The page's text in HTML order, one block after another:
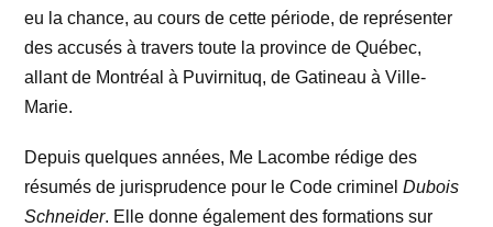
eu la chance, au cours de cette période, de représenter
des accusés à travers toute la province de Québec,
allant de Montréal à Puvirnituq, de Gatineau à Ville-
Marie.
Depuis quelques années, Me Lacombe rédige des
résumés de jurisprudence pour le Code criminelDubois
Schneider. Elle donne également des formations sur